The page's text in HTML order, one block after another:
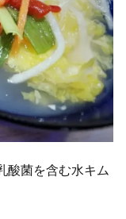
酸菌を含む水キム